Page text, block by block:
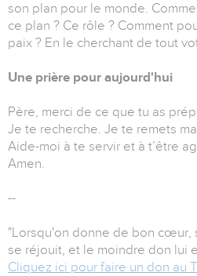
son plan pour le monde.
ce plan ? Ce rôle ? Comment
paix ? En le cherchant de tout
Une prière pour aujourd'hui
Père, merci de ce que tu as
Je te recherche. Je te remets
Aide-moi à te servir et à t’être
Amen.
--
"Lorsqu'on donne de bon cœur,
se réjouit, et le moindre don lui
Cliquez ici pour faire un don au